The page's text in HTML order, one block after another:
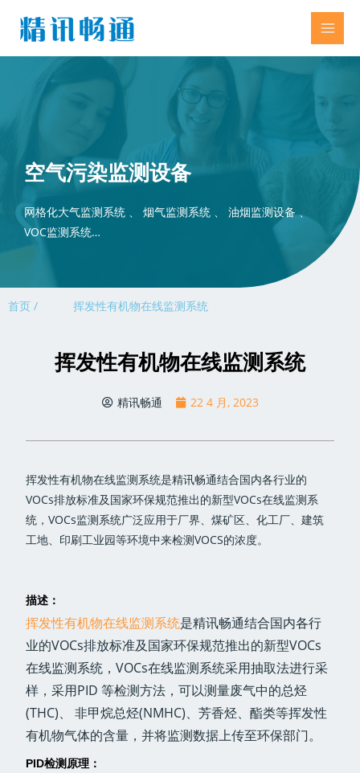
空气污染监测设备
网格化大气监测系统 、 烟气监测系统 、 油烟监测设备 、
VOC监测系统…
首页 / 挥发性有机物在线监测系统
挥发性有机物在线监测系统
精讯畅通 22 4 月, 2023
挥发性有机物在线监测系统是精讯畅通结合国内各行业的
VOCs排放标准及国家环保规范推出的新型VOCs在线监测系
统，VOCs监测系统广泛应用于厂界、煤矿区、化工厂、建筑
工地、印刷工业园等环境中来检测VOCS的浓度。
描述 ：
挥发性有机物在线监测系统是精讯畅通结合国内各行
业的VOCs排放标准及国家环保规范推出的新型VOCs
在线监测系统，VOCs在线监测系统采用抽取法进行采
样，采用PID 等检测方法，可以测量废气中的总烃
(THC)、 非甲烷总烃(NMHC)、芳香烃、酯类等挥发性
有机物气体的含量，并将监测数据上传至环保部门。
PID检测原理：